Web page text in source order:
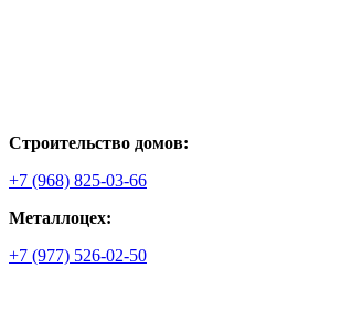
Строительство домов:
+7 (968) 825-03-66
Металлоцех:
+7 (977) 526-02-50